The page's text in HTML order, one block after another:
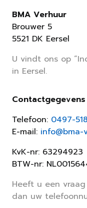
BMA Verhuur
Brouwer 5
5521 DK Eersel
U vindt ons op
in Eersel.
Contactgegevens
Telefoon: 0497-
E-mail: info@bma-
KvK-nr: 63294923
BTW-nr:
Heeft u een
dan uw